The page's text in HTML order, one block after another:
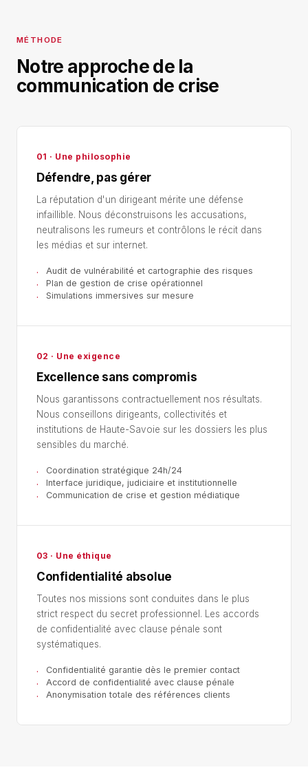
MÉTHODE
Notre approche de la
communication de crise
01 · Une philosophie
Défendre, pas gérer
La réputation d'un dirigeant mérite une défense
infaillible. Nous déconstruisons les accusations,
neutralisons les rumeurs et contrôlons le récit dans
les médias et sur internet.
Audit de vulnérabilité et cartographie des risques
Plan de gestion de crise opérationnel
Simulations immersives sur mesure
02 · Une exigence
Excellence sans compromis
Nous garantissons contractuellement nos résultats.
Nous conseillons dirigeants, collectivités et
institutions de Haute-Savoie sur les dossiers les plus
sensibles du marché.
Coordination stratégique 24h/24
Interface juridique, judiciaire et institutionnelle
Communication de crise et gestion médiatique
03 · Une éthique
Confidentialité absolue
Toutes nos missions sont conduites dans le plus
strict respect du secret professionnel. Les accords
de confidentialité avec clause pénale sont
systématiques.
Confidentialité garantie dès le premier contact
Accord de confidentialité avec clause pénale
Anonymisation totale des références clients